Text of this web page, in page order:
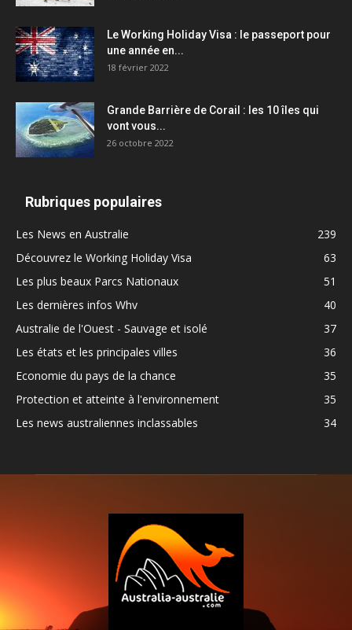
Le Working Holiday Visa : le passeport pour
une année en...
18 février 2022
Grande Barrière de Corail : les 10 îles qui
vont vous...
26 octobre 2022
Rubriques populaires
Les News en Australie
239
Découvrez le Working Holiday Visa
63
Les plus beaux Parcs Nationaux
51
Les dernières infos Whv
40
Australie de l'Ouest - Sauvage et isolé
37
Les états et les principales villes
36
Economie du pays de la chance
35
Protection et atteinte à l'environnement
35
Les news australiennes inclassables
34